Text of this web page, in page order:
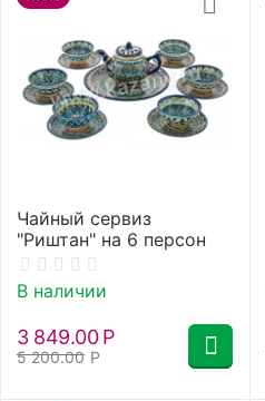
Чайный сервиз
"Риштан" на 6 персон
В наличии
5 200.00 Р
3 849.00 Р